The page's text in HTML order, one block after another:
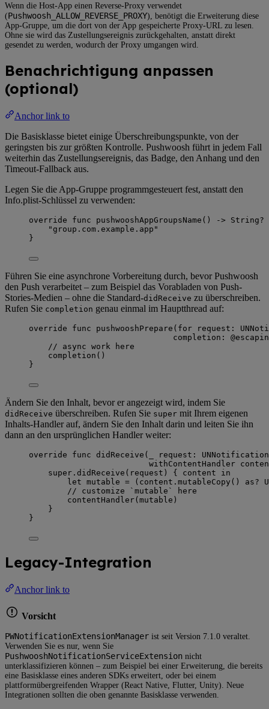
Wenn die Host-App einen Reverse-Proxy verwendet
(Pushwoosh_ALLOW_REVERSE_PROXY), benötigt die Erweiterung diese
App-Gruppe, um die dort von der App gespeicherte Proxy-URL zu lesen.
Ohne sie wird das Zustellungsereignis zurückgehalten, anstatt direkt
gesendet zu werden, wodurch der Proxy umgangen wird.
Benachrichtigung anpassen
(optional)
Anchor link to
Die Basisklasse bietet einige Überschreibungspunkte, von der
geringsten bis zur größten Kontrolle. Pushwoosh führt in jedem Fall
weiterhin das Zustellungsereignis, das Badge, den Anhang und den
Timeout-Fallback aus.
Legen Sie die App-Gruppe programmgesteuert fest, anstatt den
Info.plist-Schlüssel zu verwenden:
override func pushwooshAppGroupsName () -> String?
"group.com.example.app "
}
Führen Sie eine asynchrone Vorbereitung durch, bevor Pushwoosh
den Push verarbeitet – zum Beispiel das Vorabladen von Push-
Stories-Medien – ohne die Standard-didReceive zu überschreiben.
Rufen Sie completion genau einmal im Hauptthread auf:
override func pushwooshPrepare ( for request :
completion :
// async work here
completion ()
}
Ändern Sie den Inhalt, bevor er angezeigt wird, indem Sie
didReceive überschreiben. Rufen Sie super mit Ihrem eigenen
Inhalts-Handler auf, ändern Sie den Inhalt darin und leiten Sie ihn
dann an den ursprünglichen Handler weiter:
override func didReceive ( request :
withContentHandler
super . didReceive ( request ) { content in
let mutable = (content. mutableCopy () as?
// customize `mutable` here
contentHandler( mutable )
}
}
Legacy-Integration
Anchor link to
Vorsicht
PWNotificationExtensionManager ist seit Version 7.1.0 veraltet.
Verwenden Sie es nur, wenn Sie
PushwooshNotificationServiceExtension nicht
unterklassifizieren können – zum Beispiel bei einer Erweiterung, die bereits
eine Basisklasse eines anderen SDKs erweitert, oder bei einem
plattformübergreifenden Wrapper (React Native, Flutter, Unity). Neue
Integrationen sollten die oben genannte Basisklasse verwenden.